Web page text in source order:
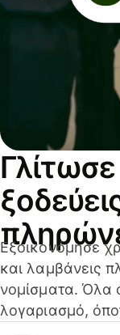
Εξοικονόμησε
και λαμβάνεις
νομίσματα. Όλα
λογαριασμό,